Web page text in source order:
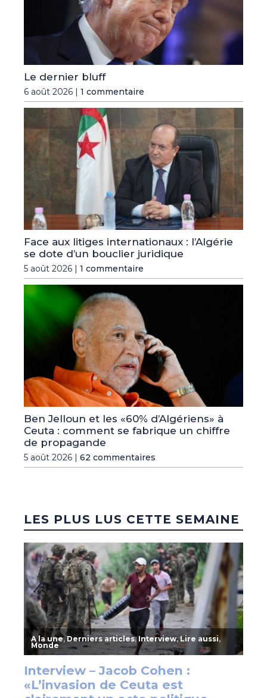
Le dernier bluff
6 août 2026 | 1 commentaire
Face aux litiges internationaux : l’Algérie
se dote d’un bouclier juridique
5 août 2026 | 1 commentaire
Ben Jelloun et les «60% d’Algériens» à
Ceuta : comment se fabrique un chiffre
de propagande
5 août 2026 | 62 commentaires
LES PLUS LUS CETTE SEMAINE